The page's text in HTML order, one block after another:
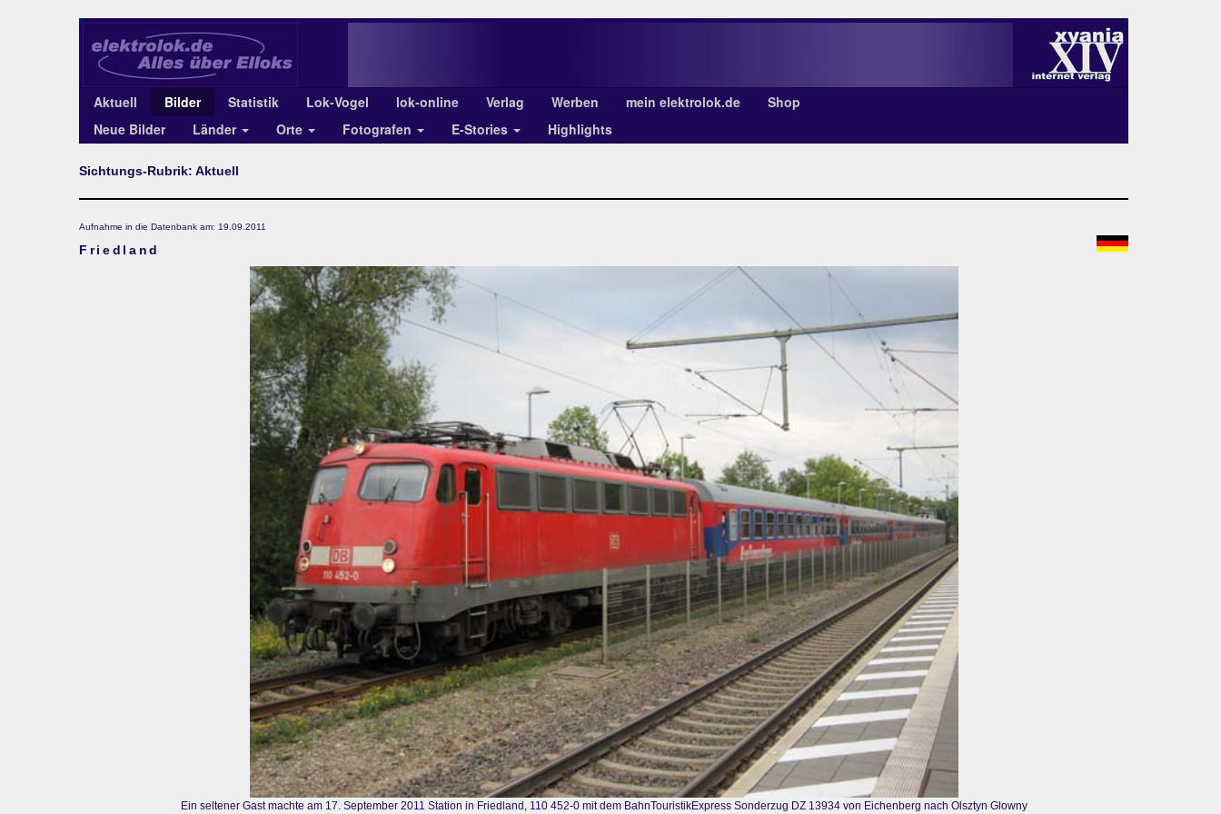
Aktuell Bilder Statistik Lok-Vogel lok-online Verlag Werben mein elektrolok.de
Shop
Neue Bilder
Länder Orte Fotografen E-Stories Highlights
Sichtungs-Rubrik: Aktuell
Aufnahme in die Datenbank am: 19.09.2011
Friedland
Ein seltener Gast machte am 17. September 2011 Station in Friedland, 110 452-0 mit dem BahnTouristikExpress Sonderzug DZ 13934 von Eichenberg nach Olsztyn Glowny